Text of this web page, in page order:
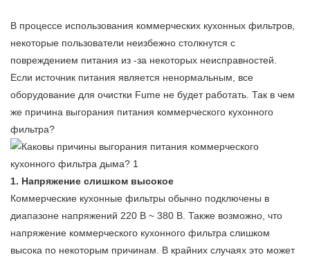
В процессе использования коммерческих кухонных фильтров,
некоторые пользователи неизбежно столкнутся с
повреждением питания из -за некоторых неисправностей.
Если источник питания является ненормальным, все
оборудование для очистки Fume не будет работать. Так в чем
же причина выгорания питания коммерческого кухонного
фильтра?
1. Напряжение слишком высокое
Коммерческие кухонные фильтры обычно подключены в
диапазоне напряжений 220 В ~ 380 В. Также возможно, что
напряжение коммерческого кухонного фильтра слишком
высока по некоторым причинам. В крайних случаях это может